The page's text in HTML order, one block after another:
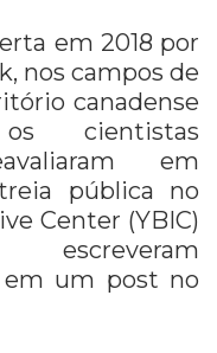
em 2018 por
nos campos de
canadense
cientistas
em
pública no
Center (YBIC)
em um post no